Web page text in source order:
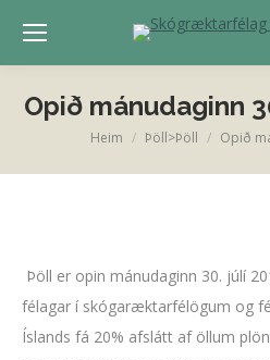
Opið mánudaginn
You are here:
Heim Þöll>Þöll Opið
Þöll er opin mánudaginn 30. júlí
félagar í skógaræktarfélögum og
Íslands fá 20% afslátt af öllum